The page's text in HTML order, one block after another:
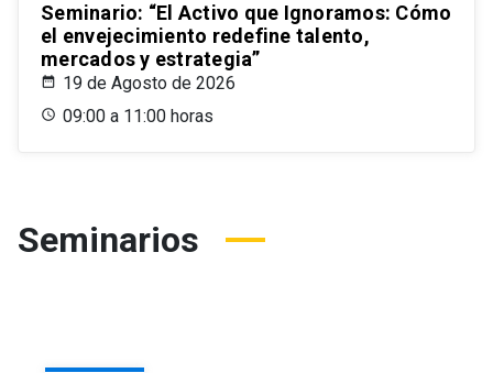
Seminario: “El Activo que Ignoramos: Cómo
el envejecimiento redefine talento,
mercados y estrategia”
19 de Agosto de 2026
09:00 a 11:00 horas
Seminarios